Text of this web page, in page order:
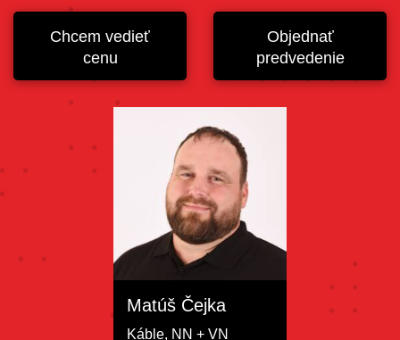
Chcem vedieť
cenu
Objednať
predvedenie
Matúš Čejka
Káble, NN + VN